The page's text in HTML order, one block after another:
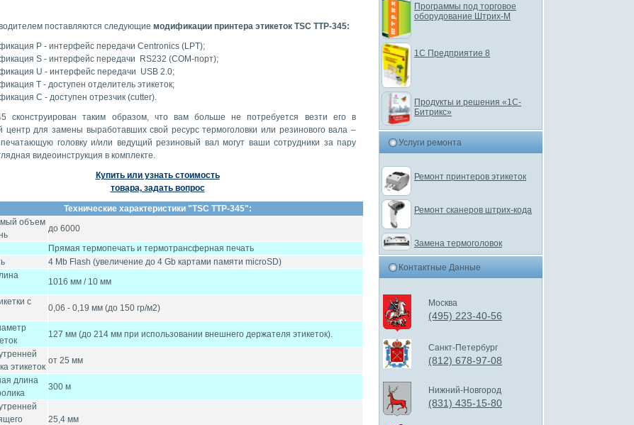
поставляются следующие модификации принтера этикеток TSC TTP-345:
P - интерфейс передачи Centronics (LPT);
S - интерфейс передачи RS232 (COM-порт);
U - интерфейс передачи USB 2.0;
T - доступен отделитель этикеток;
С - доступен отрезчик (cutter).
сконструирован таким образом, что вам больше не потребуется везти его в
центр для замены выработавших свой ресурс термоголовки или резинового вала –
головку и/или ведущий резиновый вал могут ваши сотрудники за пару
видеоинструкция в комплекте.
Купить или узнать стоимость
товара, задать вопрос
Технические характеристики "TSC TTP-345":
объем
до 6000
Прямая термопечать и термотрансферная печать
4 Mb Flash (увеличение до 4 Gb картами памяти microSD)
1016 мм / 10 мм
с
0,06 - 0,19 мм (до 150 гр/м2)
127 мм (до 214 мм при использовании внешнего держателя этикеток).
этикеток
от 25 мм
длина
300 м
25,4 мм
Программы под торговое
оборудование Штрих-М
1С Предприятие 8
Продукты и решения «1С-
Битрикс»
Услуги ремонта
Ремонт принтеров этикеток
Ремонт сканеров штрих-кода
Замена термоголовок
Контактные Данные
Москва
(495) 223-40-56
Санкт-Петербург
(812) 678-97-08
Нижний-Новгород
(831) 435-15-80